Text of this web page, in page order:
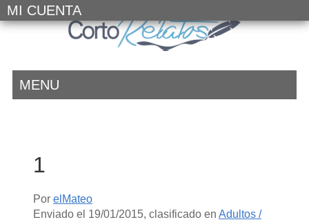
MI CUENTA
MENU
1
Por elMateo
Enviado el 19/01/2015, clasificado en Adultos /